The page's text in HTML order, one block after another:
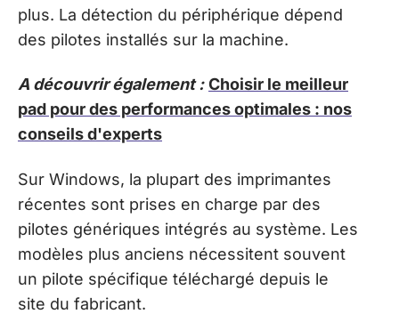
plus. La détection du périphérique dépend
des pilotes installés sur la machine.
A découvrir également : Choisir le meilleur
pad pour des performances optimales : nos
conseils d'experts
Sur Windows, la plupart des imprimantes
récentes sont prises en charge par des
pilotes génériques intégrés au système. Les
modèles plus anciens nécessitent souvent
un pilote spécifique téléchargé depuis le
site du fabricant.